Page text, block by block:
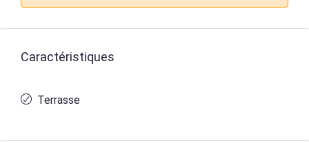
Caractéristiques
Terrasse